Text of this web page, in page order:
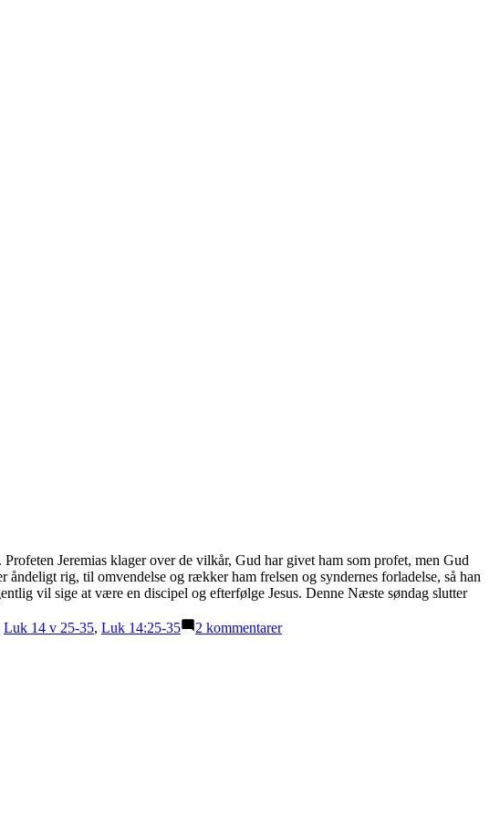
Jeremias klager over de vilkår, Gud har givet ham som profet, men Gud
rig, til omvendelse og rækker ham frelsen og syndernes forladelse, så han
vil sige at være en discipel og efterfølge Jesus. Denne Næste søndag slutter
Luk 14 v 25-35, Luk 14:25-35 2 kommentarertil